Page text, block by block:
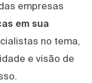
empresas
em sua
no tema,
e visão de